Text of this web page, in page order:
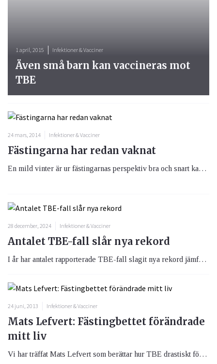
1 april, 2015 Infektioner & Vacciner
Även små barn kan vaccineras mot
TBE
24 mars, 2014 Infektioner & Vacciner
Fästingarna har redan vaknat
En mild vinter är ur fästingarnas perspektiv bra och snart kan du räkna med att fästingaktiviteten kommer att öka.
28 december, 2024 Infektioner & Vacciner
Antalet TBE-fall slår nya rekord
I år har antalet rapporterade TBE-fall slagit nya rekord jämfört med samma period under förra året.
24 juni, 2013 Infektioner & Vacciner
Mats Lefvert: Fästingbettet förändrade
mitt liv
Vi har träffat Mats Lefvert som berättar hur TBE drastiskt förändrade hans liv.